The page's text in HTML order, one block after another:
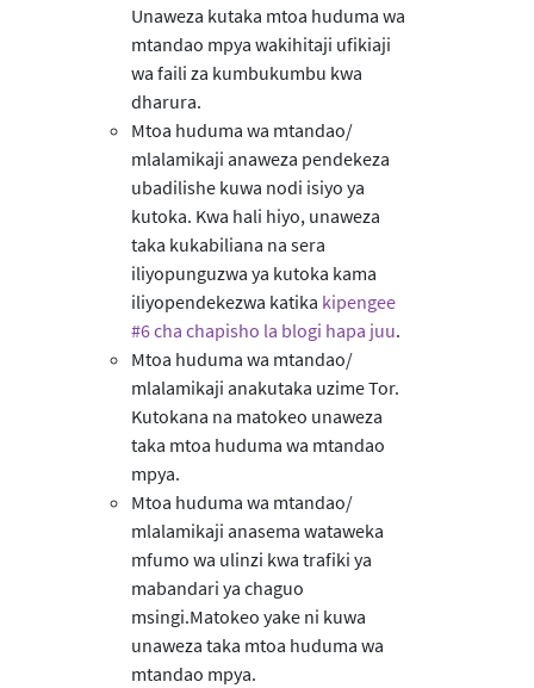
Unaweza kutaka mtoa huduma wa
mtandao mpya wakihitaji ufikiaji
wa faili za kumbukumbu kwa
dharura.
Mtoa huduma wa mtandao/
mlalamikaji anaweza pendekeza
ubadilishe kuwa nodi isiyo ya
kutoka. Kwa hali hiyo, unaweza
taka kukabiliana na sera
iliyopunguzwa ya kutoka kama
iliyopendekezwa katika kipengee
#6 cha chapisho la blogi hapa juu.
Mtoa huduma wa mtandao/
mlalamikaji anakutaka uzime Tor.
Kutokana na matokeo unaweza
taka mtoa huduma wa mtandao
mpya.
Mtoa huduma wa mtandao/
mlalamikaji anasema wataweka
mfumo wa ulinzi kwa trafiki ya
mabandari ya chaguo
msingi.Matokeo yake ni kuwa
unaweza taka mtoa huduma wa
mtandao mpya.